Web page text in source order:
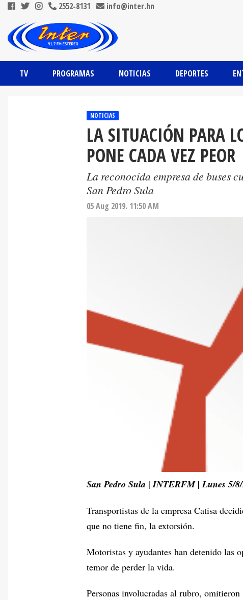
2552-8131 info@inter.hn
TV PROGRAMAS NOTICIAS DEPORTES
NOTICIAS
LA SITUACIÓN PARA
PONE CADA VEZ PEOR
La reconocida empresa de buses
San Pedro Sula
05 Aug 2019. 11:50 AM
San Pedro Sula | INTERFM | Lunes 5/
Transportistas de la empresa Catisa
que no tiene fin, la extorsión.
Motoristas y ayudantes han detenido las
temor de perder la vida.
Personas involucradas al rubro,